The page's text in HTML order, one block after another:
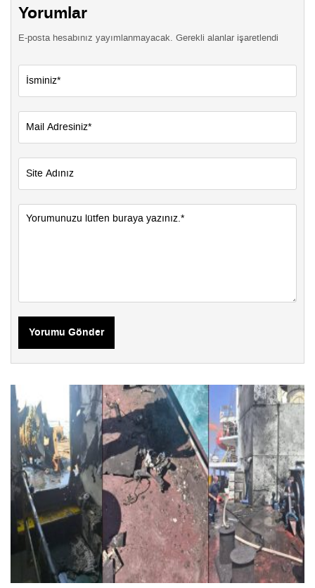
Yorumlar
E-posta hesabınız yayımlanmayacak. Gerekli alanlar işaretlendi
Yorumu Gönder